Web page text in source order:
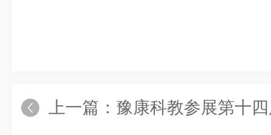
上一篇： 豫康科教参展第十四届全